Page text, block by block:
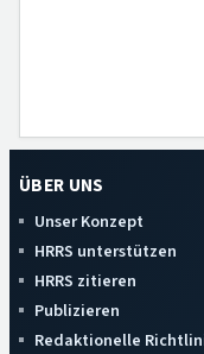
ÜBER UNS
Unser Konzept
HRRS unterstützen
HRRS zitieren
Publizieren
Redaktionelle